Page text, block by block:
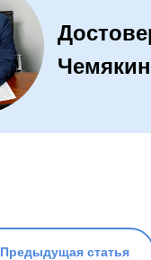
Предыдущая статья